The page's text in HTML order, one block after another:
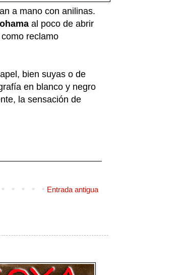
a mano con anilinas.
al poco de abrir
reclamo
bien suyas o de
en blanco y negro
la sensación de
Entrada antigua